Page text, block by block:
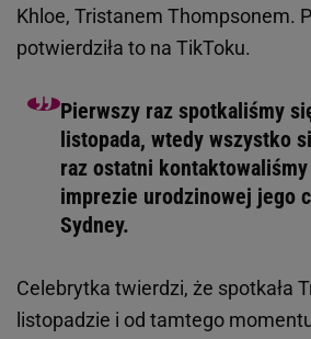
Khloe, Tristanem Thompsonem.
potwierdziła to na TikToku.
Pierwszy raz spotkaliśmy
listopada, wtedy wszystko
raz ostatni
imprezie urodzinowej jego
Sydney.
Celebrytka twierdzi, że spotkała
listopadzie i od tamtego